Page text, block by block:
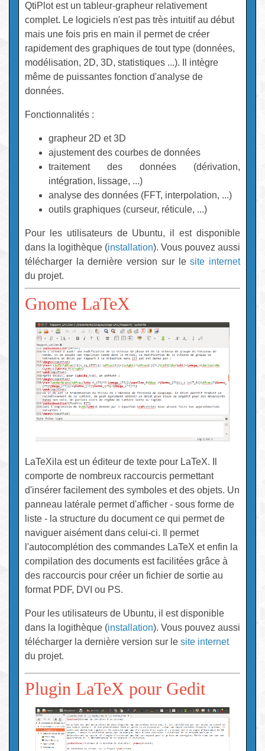
QtiPlot est un tableur-grapheur relativement
complet. Le logiciels n'est pas très intuitif au début
mais une fois pris en main il permet de créer
rapidement des graphiques de tout type (données,
modélisation, 2D, 3D, statistiques ...). Il intègre
même de puissantes fonction d'analyse de
données.
Fonctionnalités :
grapheur 2D et 3D
ajustement des courbes de données
traitement des données (dérivation,
intégration, lissage, ...)
analyse des données (FFT, interpolation, ...)
outils graphiques (curseur, réticule, ...)
Pour les utilisateurs de Ubuntu, il est disponible
dans la logithèque (installation). Vous pouvez aussi
télécharger la dernière version sur lesite internet
du projet.
Gnome LaTeX
LaTeXila est un éditeur de texte pour LaTeX. Il
comporte de nombreux raccourcis permettant
d'insérer facilement des symboles et des objets. Un
panneau latérale permet d'afficher - sous forme de
liste - la structure du document ce qui permet de
naviguer aisément dans celui-ci. Il permet
l'autocomplétion des commandes LaTeX et enfin la
compilation des documents est facilitées grâce à
des raccourcis pour créer un fichier de sortie au
format PDF, DVI ou PS.
Pour les utilisateurs de Ubuntu, il est disponible
dans la logithèque (installation). Vous pouvez aussi
télécharger la dernière version sur le site internet
du projet.
Plugin LaTeX pour Gedit